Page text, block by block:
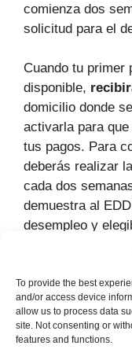
To provide the best
and/or access device
allow us to process data
site. Not consenting or
features and functions.
comienza dos
solicitud para el
Cuando tu primer
disponible,
domicilio donde
activarla para
tus pagos. Para
deberás realizar
cada dos
demuestra al
desempleo y